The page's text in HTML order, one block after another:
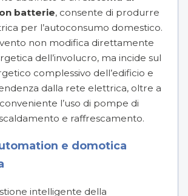
batterie, consente di produrre
per l’autoconsumo domestico.
non modifica direttamente
dell’involucro, ma incide sul
complessivo dell’edificio e
dalla rete elettrica, oltre a
l’uso di pompe di
e raffrescamento.
e domotica
intelligente della